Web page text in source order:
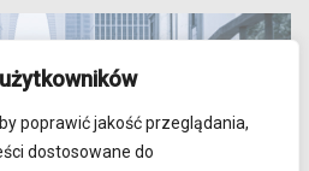
poprawić jakość przeglądania,
dostosowane do